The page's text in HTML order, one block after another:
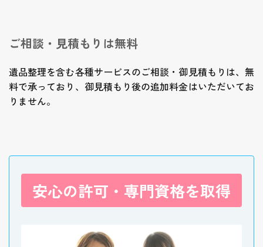
ご相談・見積もりは無料
遺品整理を含む各種サービスのご相談・御見積もりは、無
料で承っており、御見積もり後の追加料金はいただいてお
りません。
安心の許可・専門資格を取得